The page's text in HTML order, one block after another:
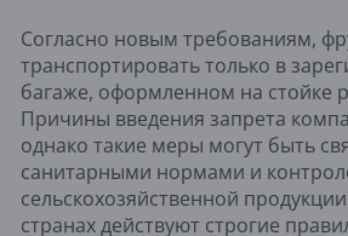
Согласно новым требованиям,
транспортировать только в
багаже, оформленном на стойке
Причины введения запрета
однако такие меры могут быть
санитарными нормами и
сельскохозяйственной
странах действуют строгие